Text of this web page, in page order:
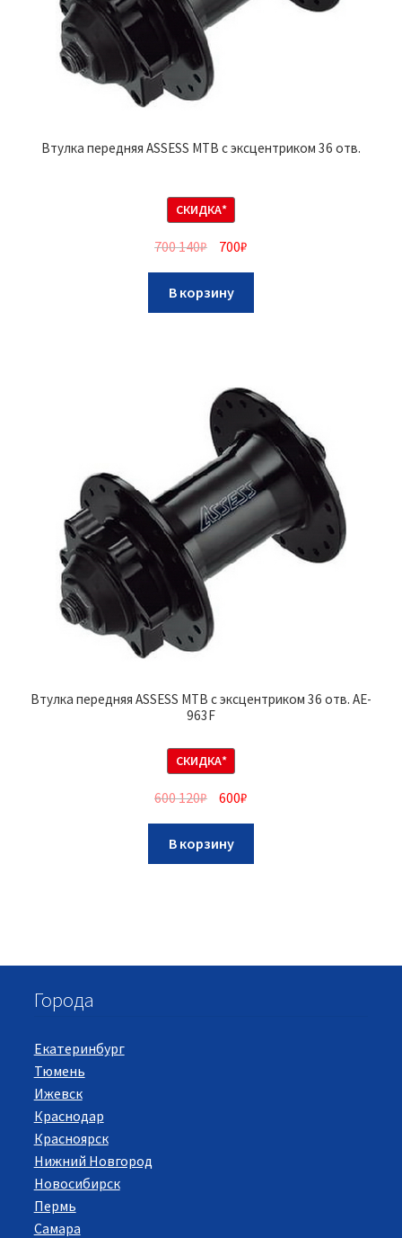
Втулка передняя ASSESS MTB с эксцентриком 36 отв.
СКИДКА*
700 140₽ 700₽
В корзину
Втулка передняя ASSESS MTB с эксцентриком 36 отв. AE-
963F
СКИДКА*
600 120₽ 600₽
В корзину
Города
Екатеринбург
Тюмень
Ижевск
Краснодар
Красноярск
Нижний Новгород
Новосибирск
Пермь
Самара